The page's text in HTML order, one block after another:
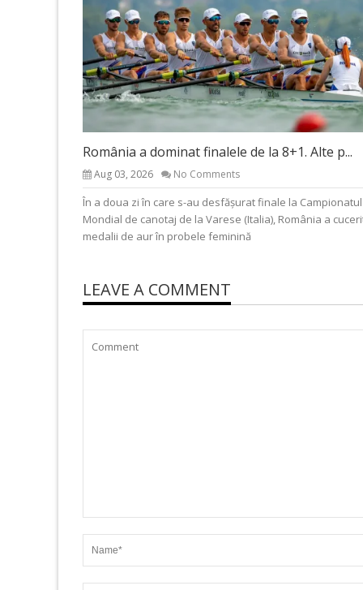
România a dominat finalele de la 8+1. Alte p...
Aug 03, 2026 No Comments
În a doua zi în care s-au desfășurat finale la Campionatul
Mondial de canotaj de la Varese (Italia), România a
medalii de aur în probele feminină
LEAVE A COMMENT